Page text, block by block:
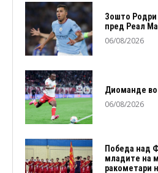
Зошто Родри
пред Реал
06/08/2026
Диоманде во
06/08/2026
Победа над
младите на
ракометари